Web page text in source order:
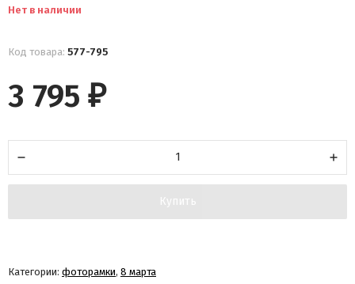
Нет в наличии
Код товара: 577-795
3 795 ₽
Купить
Категории: фоторамки, 8 марта